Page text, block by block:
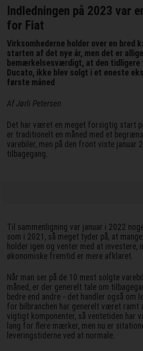
Indledningen på 2023 var
for Fiat
Virksomhederne holder over en bred
starten af det nye år, men det er
bemærkelsesværdigt, at den
Ducato, ikke blev solgt i et eneste
første måned
Af Jørli Petersen
Det har været en meget forsigtig start
er traditionelt en måned med et
varebiler, men på den front viste januar
tilbagegang.
Til sammenligning var januar i 2022
som i 2021, så meget tyder på, at
holder igen og venter med at investere,
økonomiske fremtid er mere afklaret.
Når man ser på de 10 mest solgte
måned, er der generelt tale om
bedre end andre - det handler også om
for bilbranchen har generelt været ramt
vigtigt komponenter, så ventetiden har
lang for flere mærker, men nu er
leveringstiderne ved at normale.